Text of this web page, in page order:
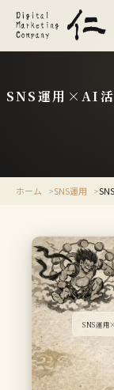
SNS運用×AI活
ホーム SNS運用
SNS運用